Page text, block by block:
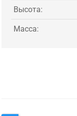
Высота:
Масса: